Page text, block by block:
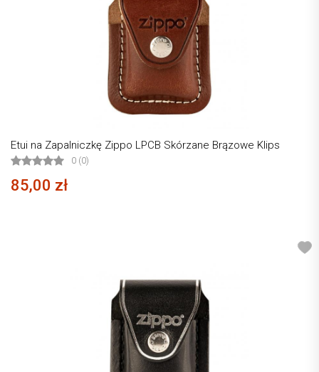
Etui na Zapalniczkę Zippo LPCB Skórzane Brązowe Klips
0 (0)
85,00 zł